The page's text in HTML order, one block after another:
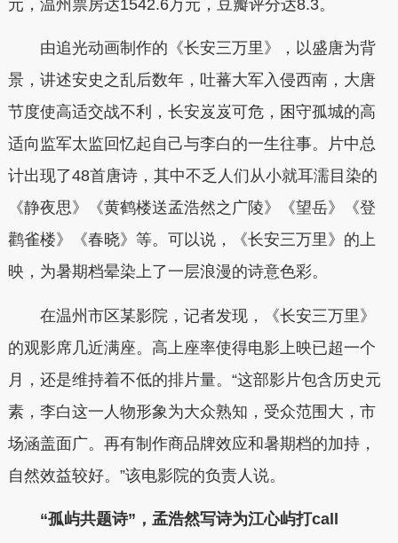
元，温州票房达1542.6万元，豆瓣评分达8.3。
由追光动画制作的《长安三万里》，以盛唐为背
景，讲述安史之乱后数年，吐蕃大军入侵西南，大唐
节度使高适交战不利，长安岌岌可危，困守孤城的高
适向监军太监回忆起自己与李白的一生往事。片中总
计出现了48首唐诗，其中不乏人们从小就耳濡目染的
《静夜思》《黄鹤楼送孟浩然之广陵》《望岳》《登
鹳雀楼》《春晓》等。可以说，《长安三万里》的上
映，为暑期档晕染上了一层浪漫的诗意色彩。
在温州市区某影院，记者发现，《长安三万里》
的观影席几近满座。高上座率使得电影上映已超一个
月，还是维持着不低的排片量。“这部影片包含历史元
素，李白这一人物形象为大众熟知，受众范围大，市
场涵盖面广。再有制作商品牌效应和暑期档的加持，
自然效益较好。”该电影院的负责人说。
“孤屿共题诗”，孟浩然写诗为江心屿打call